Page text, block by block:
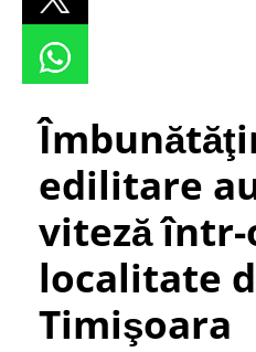
edilitare
viteză într-
localitate
Timişoara